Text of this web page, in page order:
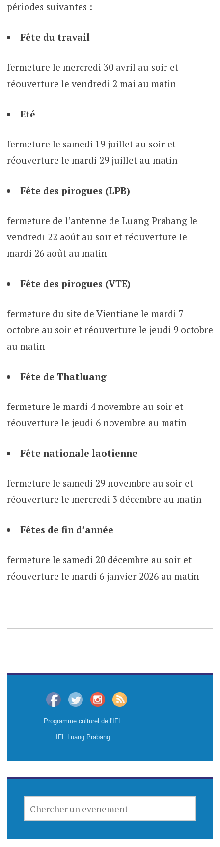
périodes suivantes :
Fête du travail
fermeture le mercredi 30 avril au soir et
réouverture le vendredi 2 mai au matin
Eté
fermeture le samedi 19 juillet au soir et
réouverture le mardi 29 juillet au matin
Fête des pirogues (LPB)
fermeture de l’antenne de Luang Prabang le
vendredi 22 août au soir et réouverture le
mardi 26 août au matin
Fête des pirogues (VTE)
fermeture du site de Vientiane le mardi 7
octobre au soir et réouverture le jeudi 9 octobre
au matin
Fête de Thatluang
fermeture le mardi 4 novembre au soir et
réouverture le jeudi 6 novembre au matin
Fête nationale laotienne
fermeture le samedi 29 novembre au soir et
réouverture le mercredi 3 décembre au matin
Fêtes de fin d’année
fermeture le samedi 20 décembre au soir et
réouverture le mardi 6 janvier 2026 au matin
Programme culturel de l'IFL
IFL Luang Prabang
UN